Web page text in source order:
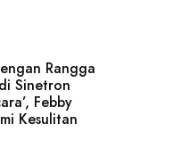
Rangga
Sinetron
Febby
Kesulitan